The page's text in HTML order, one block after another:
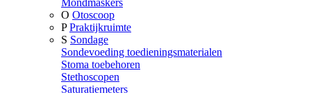
Mondmaskers
O Otoscoop
P Praktijkruimte
S Sondage
Sondevoeding toedieningsmaterialen
Stoma toebehoren
Stethoscopen
Saturatiemeters